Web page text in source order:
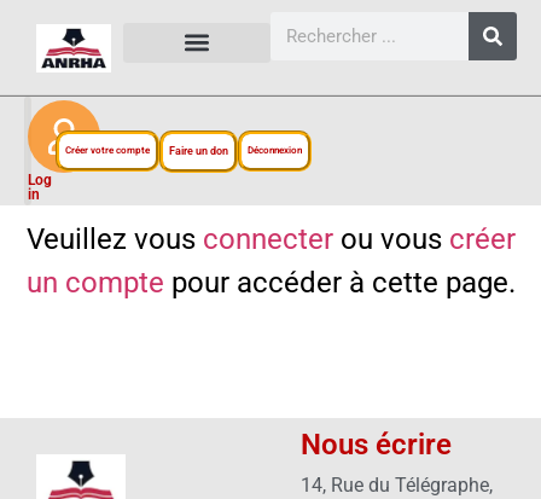
Log
in
Créer votre compte Faire un don Déconnexion
Veuillez vous connecterou vous créer
un compte pour accéder à cette page.
Nous écrire
14, Rue du Télégraphe,